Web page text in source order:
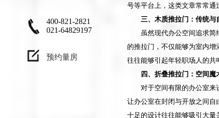
意"
400-821-2821
021-64829197
预约量房
号等平台上，这类文章常常
三、木质推拉门：传统与
虽然现代办公空间追求简
的推拉门，不仅能够为室内
往往能够引起年轻职场人的
四、折叠推拉门：空间
对于空间有限的办公室来
让办公室在封闭与开放之间
十足的设计往往能够吸引大